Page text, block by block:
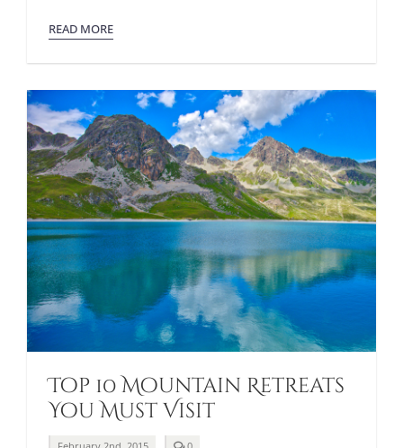
READ MORE
Top 10 Mountain Retreats
You Must Visit
comments